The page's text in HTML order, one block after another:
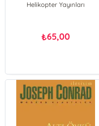
Helikopter Yayınları
₺65,00